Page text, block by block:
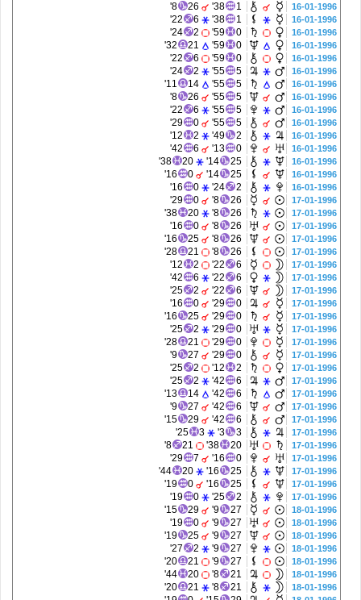
16-01-1996
1
38'
26
8'
16-01-1996
1
38'
6
22'
16-01-1996
0
59'
2
24'
16-01-1996
0
59'
21
32'
16-01-1996
0
59'
6
22'
16-01-1996
5
55'
2
24'
16-01-1996
5
55'
14
11'
16-01-1996
5
55'
26
8'
16-01-1996
5
55'
6
22'
16-01-1996
5
55'
0
29'
16-01-1996
2
49'
2
12'
16-01-1996
0
13'
6
42'
16-01-1996
25
14'
20
38'
16-01-1996
25
14'
0
16'
16-01-1996
2
24'
0
16'
17-01-1996
26
8'
0
29'
17-01-1996
26
8'
20
38'
17-01-1996
26
8'
0
16'
17-01-1996
26
8'
25
16'
17-01-1996
26
8'
21
28'
17-01-1996
6
22'
2
12'
17-01-1996
6
22'
6
42'
17-01-1996
6
22'
2
25'
17-01-1996
0
29'
0
16'
17-01-1996
0
29'
25
16'
17-01-1996
0
29'
2
25'
17-01-1996
0
29'
21
28'
17-01-1996
0
29'
27
9'
17-01-1996
2
12'
2
25'
17-01-1996
6
42'
2
25'
17-01-1996
6
42'
14
13'
17-01-1996
6
42'
27
9'
17-01-1996
6
42'
29
15'
17-01-1996
3
3'
3
25'
17-01-1996
20
38'
21
8'
17-01-1996
0
16'
7
29'
17-01-1996
25
16'
20
44'
17-01-1996
25
16'
0
19'
17-01-1996
2
25'
0
19'
18-01-1996
27
9'
29
15'
18-01-1996
27
9'
0
19'
18-01-1996
27
9'
25
19'
18-01-1996
27
9'
2
27'
18-01-1996
27
9'
21
20'
18-01-1996
21
8'
20
44'
18-01-1996
21
8'
21
20'